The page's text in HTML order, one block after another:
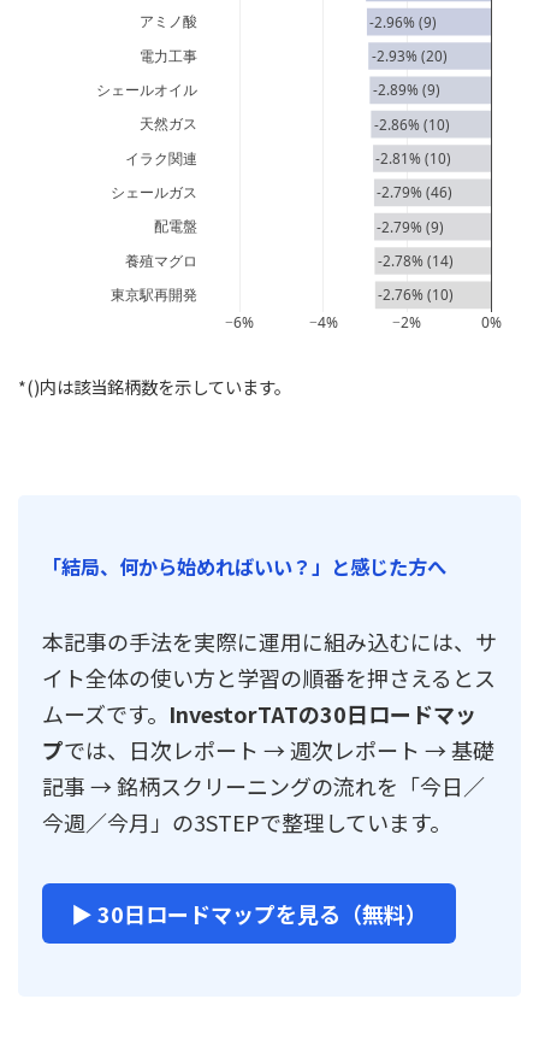
-2.76% (10)
-2.78% (14)
-2.79% (9)
-2.79% (46)
-2.81% (10)
-2.86% (10)
-2.89% (9)
-2.93% (20)
-2.96% (9)
−6% −4% −2% 0%
東京駅再開発
養殖マグロ
配電盤
シェールガス
イラク関連
天然ガス
シェールオイル
電力工事
アミノ酸
*()内は該当銘柄数を示しています。
「結局、何から始めればいい？」と感じた方へ
本記事の手法を実際に運用に組み込むには、サ
イト全体の使い方と学習の順番を押さえるとス
ムーズです。 InvestorTATの30日ロードマッ
プでは、日次レポート → 週次レポート → 基礎
記事 → 銘柄スクリーニングの流れを「今日／
今週／今月」の3STEPで整理しています。
▶ 30日ロードマップを見る（無料）